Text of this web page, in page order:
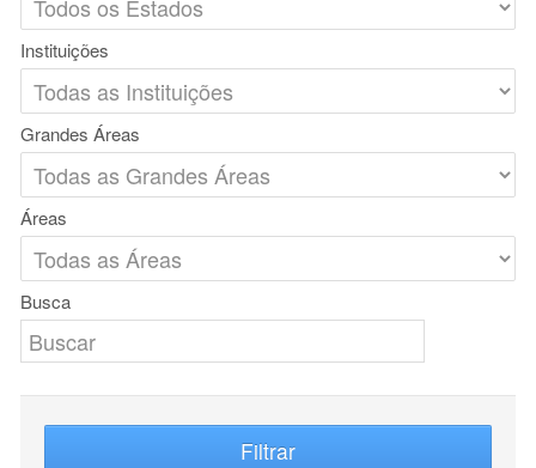
Instituições
Grandes Áreas
Áreas
Busca
Filtrar